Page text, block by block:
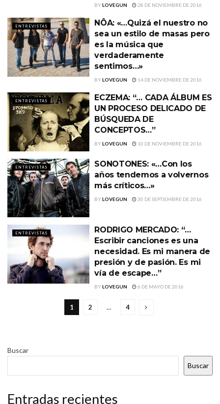
BYLOVEGUN 28 DE NOVIEMBRE DE 2016
ENTREVISTAS
NÔA: «…Quizá el nuestro no
sea un estilo de masas pero
es la música que
verdaderamente
sentimos…»
BYLOVEGUN 14 DE NOVIEMBRE DE 2016
ENTREVISTAS
ECZEMA: “… CADA ÁLBUM ES
UN PROCESO DELICADO DE
BÚSQUEDA DE
CONCEPTOS…”
BYLOVEGUN 10 DE NOVIEMBRE DE 2016
ENTREVISTAS
SONOTONES: «…Con los
años tendemos a volvernos
más críticos…»
BYLOVEGUN 30 DE SEPTIEMBRE DE 2016
ENTREVISTAS
RODRIGO MERCADO: “…
Escribir canciones es una
necesidad. Es mi manera de
presión y de pasión. Es mi
vía de escape…”
BYLOVEGUN 6 DE MAYO DE 2016
1 2 … 4
Buscar
Buscar
Entradas recientes